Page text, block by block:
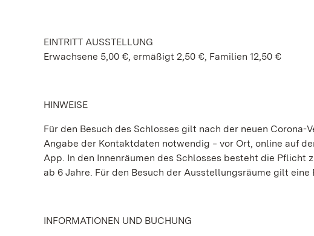
EINTRITT AUSSTELLUNG
Erwachsene 5,00 €, ermäßigt 2,50 €, Familien 12,50 €
HINWEISE
Für den Besuch des Schlosses gilt nach der neuen
Angabe der Kontaktdaten notwendig ‒ vor Ort, online auf
App. In den Innenräumen des Schlosses besteht die Pflicht
ab 6 Jahre. Für den Besuch der Ausstellungsräume gilt
INFORMATIONEN UND BUCHUNG